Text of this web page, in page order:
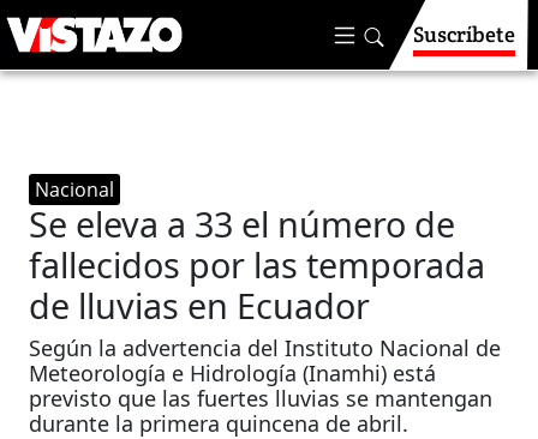
Suscríbete
Nacional
Se eleva a 33 el número de
fallecidos por las temporada
de lluvias en Ecuador
Según la advertencia del Instituto Nacional de
Meteorología e Hidrología (Inamhi) está
previsto que las fuertes lluvias se mantengan
durante la primera quincena de abril.